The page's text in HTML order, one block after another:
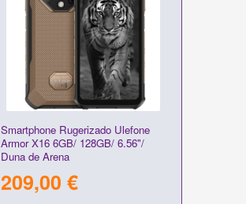
Smartphone Rugerizado Ulefone
Armor X16 6GB/ 128GB/ 6.56"/
Duna de Arena
209,00 €